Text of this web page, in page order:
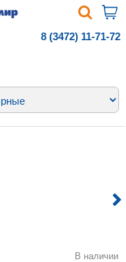
8 (3472) 11-71-72
В наличии